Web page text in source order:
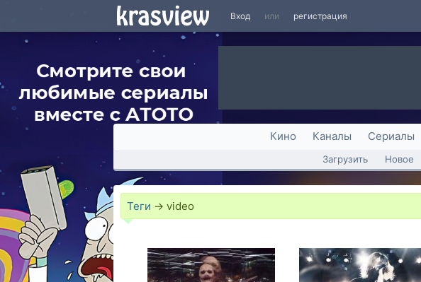
Вход или регистрация
Кино Каналы Сериалы
Загрузить Новое
Теги → video